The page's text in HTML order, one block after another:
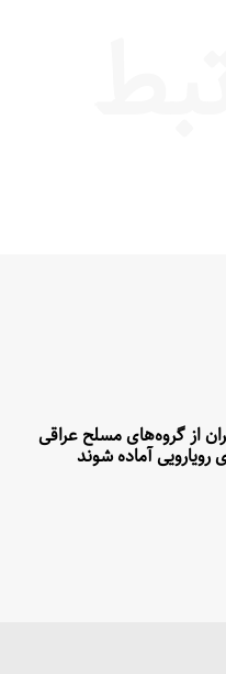
از گروه‌های مسلح عراقی
آماده شوند